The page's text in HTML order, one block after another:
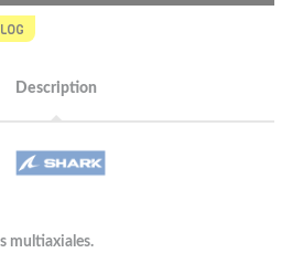
Description
multiaxiales.